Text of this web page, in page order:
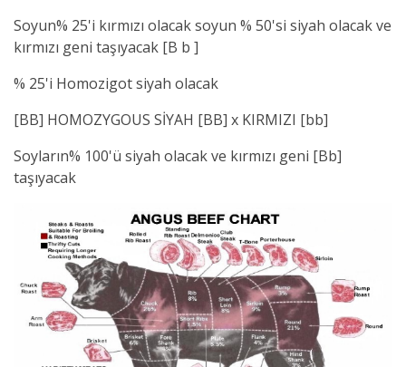
Soyun% 25'i kırmızı olacak soyun % 50'si siyah olacak ve
kırmızı geni taşıyacak [B b ]
% 25'i Homozigot siyah olacak
[BB] HOMOZYGOUS SİYAH [BB] x KIRMIZI [bb]
Soyların% 100'ü siyah olacak ve kırmızı geni [Bb]
taşıyacak